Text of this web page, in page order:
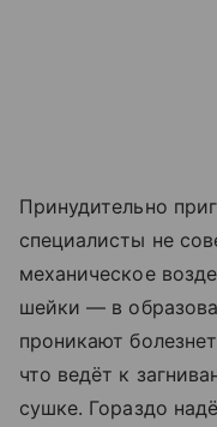
Принудительно
специалисты не
механическое
шейки — в
проникают
что ведёт к
сушке. Гораздо